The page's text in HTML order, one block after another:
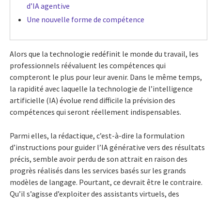
d’IA agentive
Une nouvelle forme de compétence
Alors que la technologie redéfinit le monde du travail, les
professionnels réévaluent les compétences qui
compteront le plus pour leur avenir. Dans le même temps,
la rapidité avec laquelle la technologie de l’intelligence
artificielle (IA) évolue rend difficile la prévision des
compétences qui seront réellement indispensables.
Parmi elles, la rédactique, c’est-à-dire la formulation
d’instructions pour guider l’IA générative vers des résultats
précis, semble avoir perdu de son attrait en raison des
progrès réalisés dans les services basés sur les grands
modèles de langage. Pourtant, ce devrait être le contraire.
Qu’il s’agisse d’exploiter des assistants virtuels, des